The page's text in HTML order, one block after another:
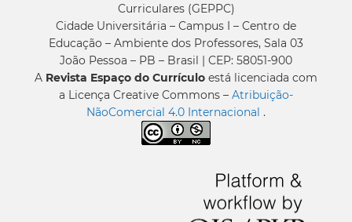
Curriculares (GEPPC)
Cidade Universitária – Campus I – Centro de
Educação – Ambiente dos Professores, Sala 03
João Pessoa – PB – Brasil | CEP: 58051-900
A Revista Espaço do Currículo está licenciada com
a Licença Creative Commons – Atribuição-
NãoComercial 4.0 Internacional .